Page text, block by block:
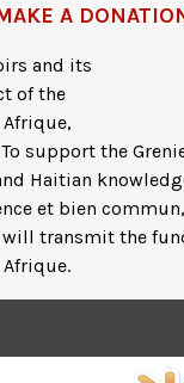
A
and its
of the
support the
Haitian
et bien
will transmit the